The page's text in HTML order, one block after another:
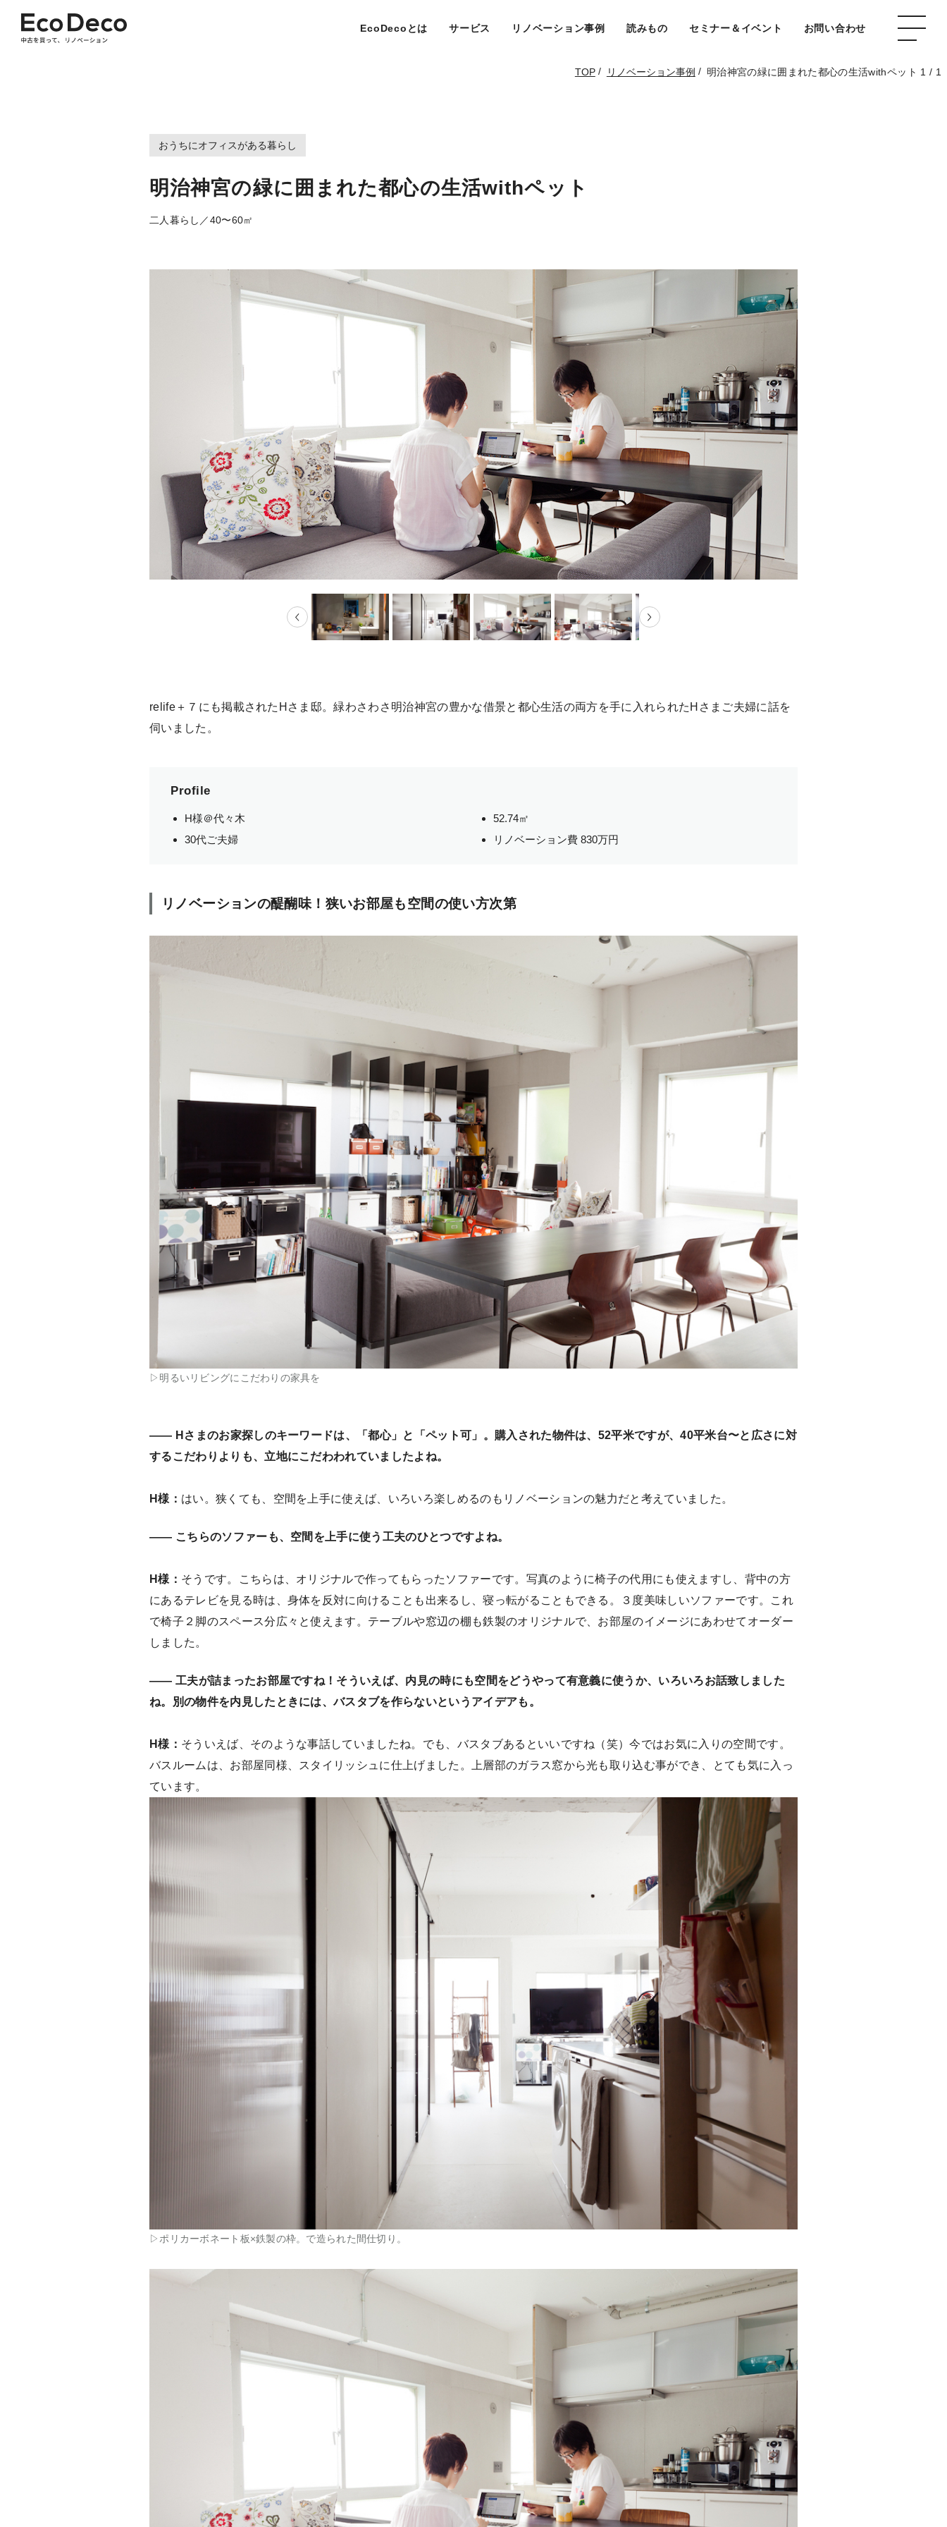
EcoDecoとは サービス リノベーション事例 読みもの セミナー＆イベント お問い合わせ
TOP/ リノベーション事例 / 明治神宮の緑に囲まれた都心の生活withペット 1 / 1
おうちにオフィスがある暮らし
明治神宮の緑に囲まれた都心の生活withペット
二人暮らし／40〜60㎡
relife＋７にも掲載されたHさま邸。緑わさわさ明治神宮の豊かな借景と都心生活の両方を手に入れられたHさまご夫婦に話を
伺いました。
Profile
H様＠代々木
30代ご夫婦
52.74㎡
リノベーション費 830万円
リノベーションの醍醐味！狭いお部屋も空間の使い方次第
▷明るいリビングにこだわりの家具を
—— Hさまのお家探しのキーワードは、「都心」と「ペット可」。購入された物件は、52平米ですが、40平米台〜と広さに対
するこだわりよりも、立地にこだわわれていましたよね。
H様： はい。狭くても、空間を上手に使えば、いろいろ楽しめるのもリノベーションの魅力だと考えていました。
—— こちらのソファーも、空間を上手に使う工夫のひとつですよね。
H様： そうです。こちらは、オリジナルで作ってもらったソファーです。写真のように椅子の代用にも使えますし、背中の方
にあるテレビを見る時は、身体を反対に向けることも出来るし、寝っ転がることもできる。３度美味しいソファーです。これ
で椅子２脚のスペース分広々と使えます。テーブルや窓辺の棚も鉄製のオリジナルで、お部屋のイメージにあわせてオーダー
しました。
—— 工夫が詰まったお部屋ですね！そういえば、内見の時にも空間をどうやって有意義に使うか、いろいろお話致しました
ね。別の物件を内見したときには、バスタブを作らないというアイデアも。
H様： そういえば、そのような事話していましたね。でも、バスタブあるといいですね（笑）今ではお気に入りの空間です。
バスルームは、お部屋同様、スタイリッシュに仕上げました。上層部のガラス窓から光も取り込む事ができ、とても気に入っ
ています。
▷ポリカーボネート板×鉄製の枠。で造られた間仕切り。